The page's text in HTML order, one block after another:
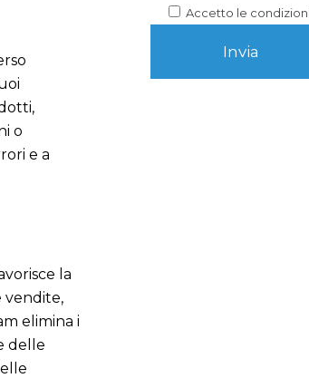
o
e a
la
vendite,
elimina i
delle
Accetto le